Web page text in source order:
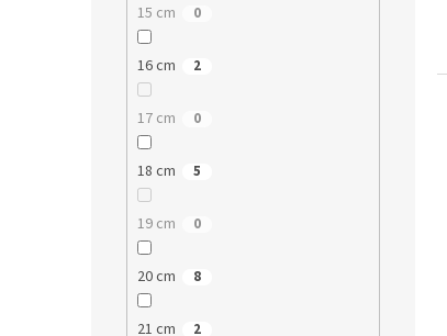
15 cm 0
16 cm 2
17 cm 0
18 cm 5
19 cm 0
20 cm 8
21 cm 2